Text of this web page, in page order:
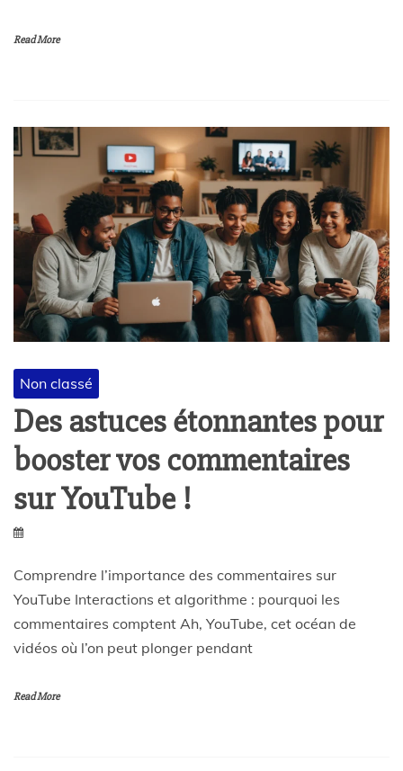
Read More
Non classé
Des astuces étonnantes pour
booster vos commentaires
sur YouTube !
Comprendre l’importance des commentaires sur
YouTube Interactions et algorithme : pourquoi les
commentaires comptent Ah, YouTube, cet océan de
vidéos où l’on peut plonger pendant
Read More